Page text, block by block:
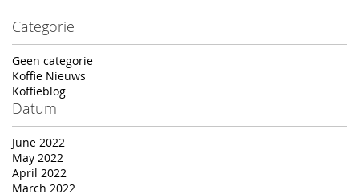
Categorie
Geen categorie
Koffie Nieuws
Koffieblog
Datum
June 2022
May 2022
April 2022
March 2022